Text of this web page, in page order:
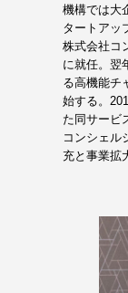
機構では大
タートアッ
株式会社コ
に就任。翌
る高機能チ
始する。
た同サービ
コンシェル
充と事業拡